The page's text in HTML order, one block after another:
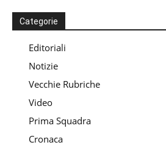
Categorie
Editoriali
Notizie
Vecchie Rubriche
Video
Prima Squadra
Cronaca